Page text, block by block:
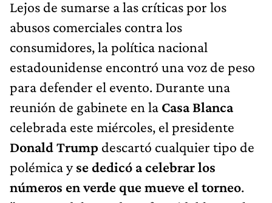
Lejos de sumarse a las críticas por los
abusos comerciales contra los
consumidores, la política nacional
estadounidense encontró una voz de peso
para defender el evento. Durante una
reunión de gabinete en la Casa Blanca
celebrada este miércoles, el presidente
Donald Trump descartó cualquier tipo de
polémica yse dedicó a celebrar los
números en verde que mueve el torneo.